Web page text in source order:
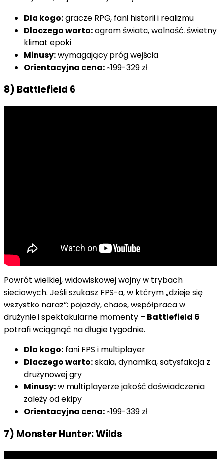
Dla kogo:gracze RPG, fani historii i realizmu
Dlaczego warto:ogrom świata, wolność, świetny
klimat epoki
Minusy:wymagający próg wejścia
Orientacyjna cena:~199-329 zł
8) Battlefield 6
Powrót wielkiej, widowiskowej wojny w trybach
sieciowych. Jeśli szukasz FPS-a, w którym „dzieje się
wszystko naraz”: pojazdy, chaos, współpraca w
drużynie i spektakularne momenty – Battlefield 6
potrafi wciągnąć na długie tygodnie.
Dla kogo: fani FPS i multiplayer
Dlaczego warto:skala, dynamika, satysfakcja z
drużynowej gry
Minusy:w multiplayerze jakość doświadczenia
zależy od ekipy
Orientacyjna cena:~199-339 zł
7) Monster Hunter: Wilds